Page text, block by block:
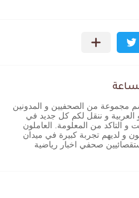
مجموعة من الصحفيين و المدونين
و العربية و ننقل لكم كل جديد في
و التاكد من المعلومة. العاملون
و لديهم تجربة كبيرة في ميدان
صحفي اخبار رياضية